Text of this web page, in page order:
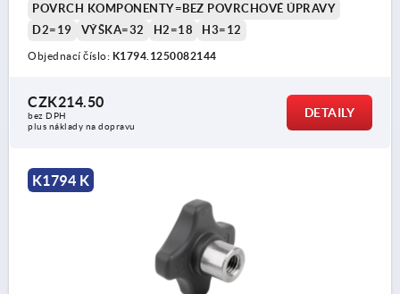
POVRCH KOMPONENTY=BEZ POVRCHOVÉ ÚPRAVY
D2=19
VÝŠKA=32 H2=18 H3=12
Objednací číslo: K1794.1250082144
CZK214.50
bez DPH
plus náklady na dopravu
DETAILY
K1794 K